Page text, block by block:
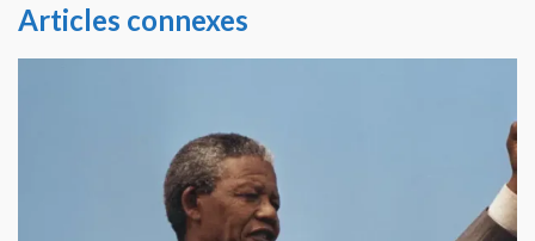
Articles connexes